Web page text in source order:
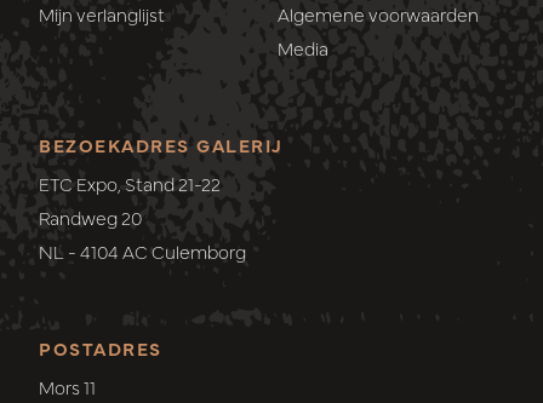
Mijn verlanglijst
Algemene voorwaarden
Media
POSTADRES
Mors 11
BEZOEKADRES GALERIJ
ETC Expo, Stand 21-22
Randweg 20
NL - 4104 AC Culemborg